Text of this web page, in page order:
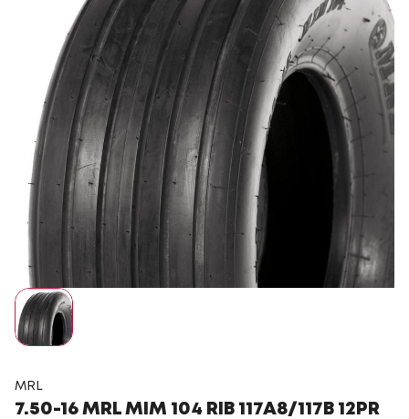
MRL
7.50-16 MRL MIM 104 RIB 117A8/117B 12PR